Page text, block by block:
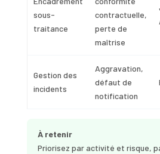
sous-
traitance
contractuelle,
perte de
maîtrise
Gestion des
incidents
Aggravation,
défaut de
notification
À retenir
Priorisez par activité et risque,